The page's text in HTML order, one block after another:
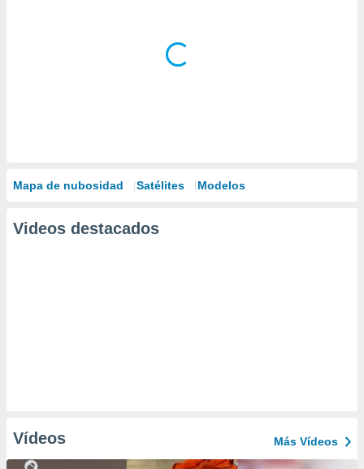
Mapa de nubosidad Satélites Modelos
Videos destacados
Vídeos Más Vídeos